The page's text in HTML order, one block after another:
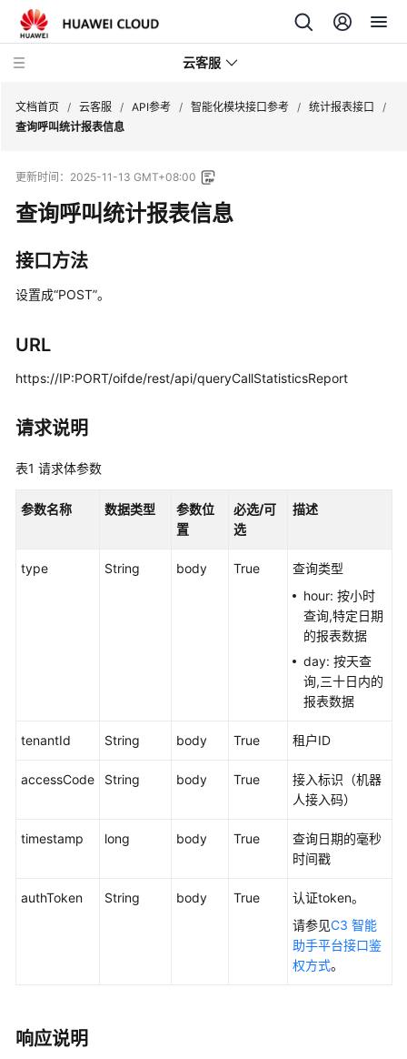
云客服
品
介
绍
快
速
入
户
南
价
说
开
口
方
系
参
文档首页 / 云客服 / API参考 / 智能化模块接口参考 / 统计报表接口
/
查询呼叫统计报表信息
更新时间： 2025-11-13 GMT+08:00
查询呼叫统计报表信息
接口方法
设置成“POST”。
URL
https://IP:PORT/oifde/rest/api/queryCallStatisticsReport
请求说明
表1 请求体参数
参数名称 数据类型
参数位
置
必选/可
选
描述
type String body True
查询类型
hour: 按小时
查询,特定日期
的报表数据
day: 按天查
询,三十日内的
报表数据
tenantId String body True 租户ID
accessCode String body True
接入标识（机器
人接入码）
timestamp long body True
查询日期的毫秒
时间戳
authToken String body True
认证token。
请参见C3 智能
助手平台接口鉴
权方式。
响应说明